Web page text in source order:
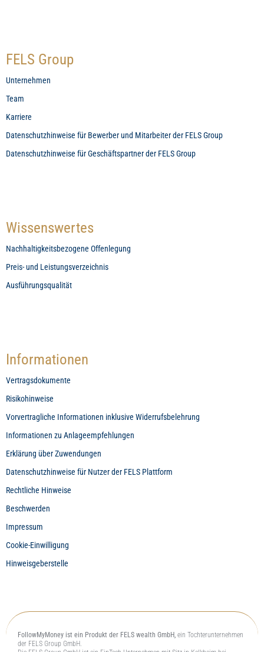
FELS Group
Unternehmen
Team
Karriere
Datenschutzhinweise für Bewerber und Mitarbeiter der FELS Group
Datenschutzhinweise für Geschäftspartner der FELS Group
Wissenswertes
Nachhaltigkeitsbezogene Offenlegung
Preis- und Leistungsverzeichnis
Ausführungsqualität
Informationen
Vertragsdokumente
Risikohinweise
Vorvertragliche Informationen inklusive Widerrufsbelehrung
Informationen zu Anlageempfehlungen
Erklärung über Zuwendungen
Datenschutzhinweise für Nutzer der FELS Plattform
Rechtliche Hinweise
Beschwerden
Impressum
Cookie-Einwilligung
Hinweisgeberstelle
FollowMyMoney ist ein Produkt der FELS wealth GmbH, ein Tochterunternehmen
der FELS Group GmbH.